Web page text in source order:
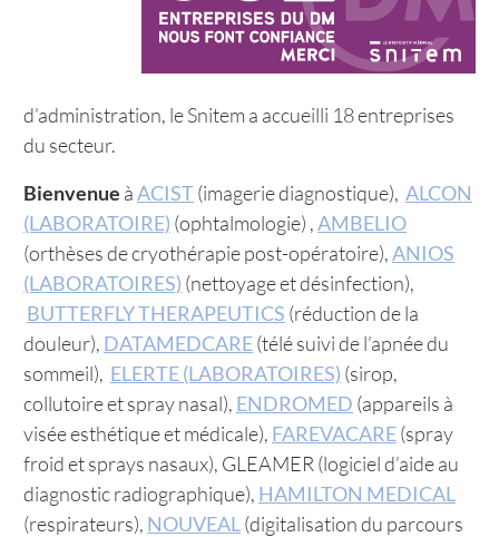
d’administration, le Snitem a accueilli 18 entreprises
du secteur.
Bienvenue àACIST(imagerie diagnostique), ALCON
(LABORATOIRE) (ophtalmologie) ,AMBELIO
(orthèses de cryothérapie post-opératoire),ANIOS
(LABORATOIRES) (nettoyage et désinfection),
BUTTERFLY THERAPEUTICS (réduction de la
douleur), DATAMEDCARE(télé suivi de l’apnée du
sommeil), ELERTE (LABORATOIRES) (sirop,
collutoire et spray nasal), ENDROMED (appareils à
visée esthétique et médicale), FAREVACARE(spray
froid et sprays nasaux), GLEAMER (logiciel d’aide au
diagnostic radiographique), HAMILTON MEDICAL
(respirateurs), NOUVEAL(digitalisation du parcours